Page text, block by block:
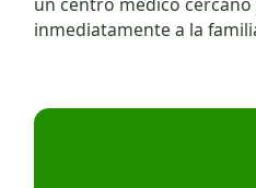
inmediatamente a la